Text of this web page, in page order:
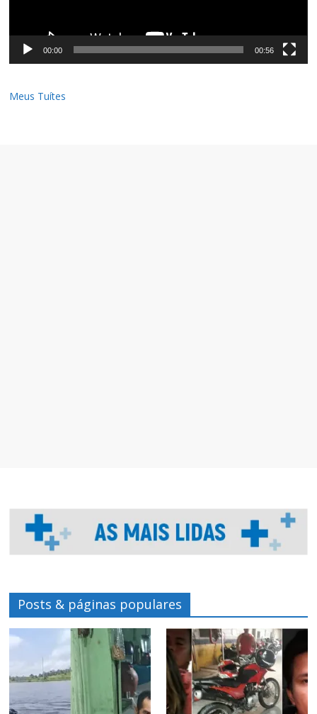
00:00 00:56
Meus Tuítes
Posts & páginas populares